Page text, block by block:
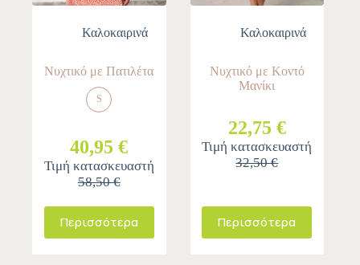
Καλοκαιρινά
Νυχτικό με Πατιλέτα
S
40,95 €
Τιμή κατασκευαστή
58,50 €
Περισσότερα
Καλοκαιρινά
Νυχτικό με Κοντό
Μανίκι
22,75 €
Τιμή κατασκευαστή
32,50 €
Περισσότερα